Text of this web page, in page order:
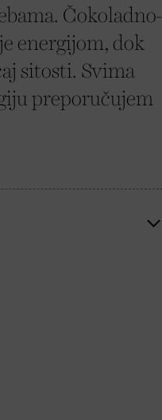
Čokoladno-
energijom, dok
sitosti. Svima
preporučujem